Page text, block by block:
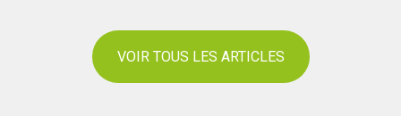
VOIR TOUS LES ARTICLES